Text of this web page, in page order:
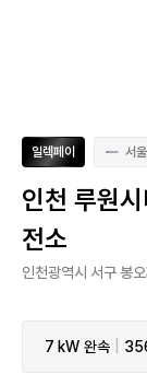
일렉페이 서
인천 루원
전소
인천광역시 서구 봉
7 kW 완속